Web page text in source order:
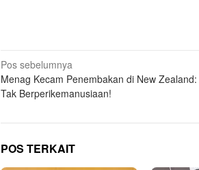
Navigasi
pos
Pos sebelumnya
Menag Kecam Penembakan di New Zealand:
Tak Berperikemanusiaan!
POS TERKAIT